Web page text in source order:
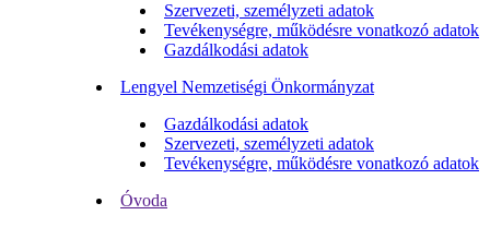
Szervezeti, személyzeti adatok
Tevékenységre, működésre vonatkozó adatok
Gazdálkodási adatok
Lengyel Nemzetiségi Önkormányzat
Gazdálkodási adatok
Szervezeti, személyzeti adatok
Tevékenységre, működésre vonatkozó adatok
Óvoda